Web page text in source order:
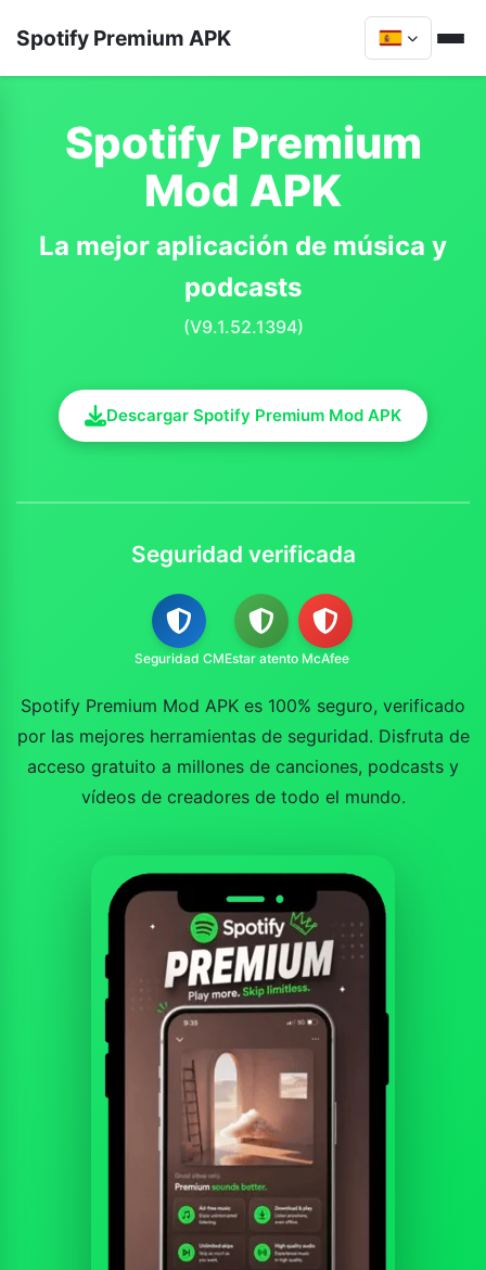
Spotify Premium APK
Spotify Premium
Mod APK
La mejor aplicación de música y
podcasts
(V9.1.52.1394)
Descargar Spotify Premium Mod APK
Seguridad verificada
Seguridad CMEstar atento McAfee
Spotify Premium Mod APK es 100% seguro, verificado
por las mejores herramientas de seguridad. Disfruta de
acceso gratuito a millones de canciones, podcasts y
vídeos de creadores de todo el mundo.